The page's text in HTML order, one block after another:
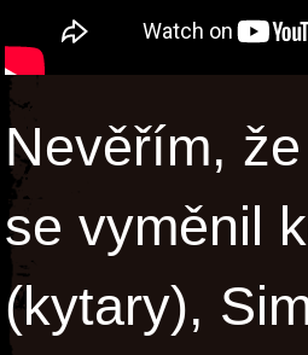
Nevěřím,
se vyměnil
(kytary),